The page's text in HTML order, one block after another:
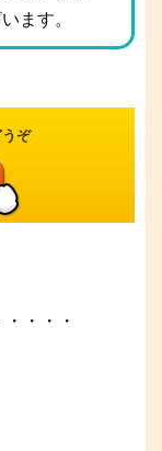
ます。
ぞ
・・・